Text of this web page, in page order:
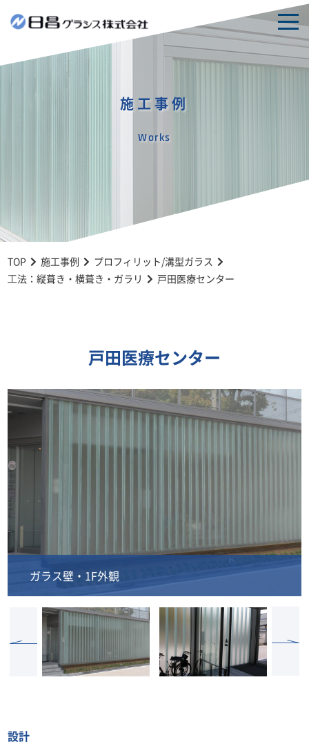
施工事例
Works
TOP 施工事例
プロフィリット/溝型ガラス
⼯法：縦葺き・横葺き・ガラリ
戸田医療センター
戸田医療センター
ガラス壁・1F外観
設計